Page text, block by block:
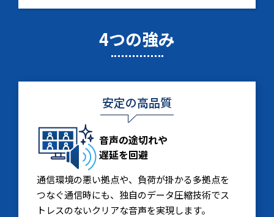
4つの強み
安定の高品質
音声の途切れや
遅延を回避
通信環境の悪い拠点や、負荷が掛かる多拠点を
つなぐ通信時にも、独自のデータ圧縮技術でス
トレスのないクリアな音声を実現します。